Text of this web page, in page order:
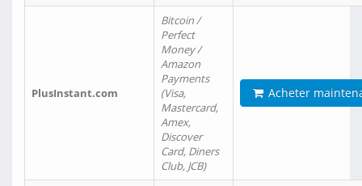
PlusInstant.com
Bitcoin /
Perfect
Money /
Amazon
Payments
(Visa,
Mastercard,
Amex,
Discover
Card, Diners
Club, JCB)
Acheter